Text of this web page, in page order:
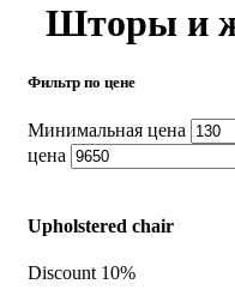
Шторы и
Фильтр по цене
Минимальная цена
цена
Upholstered chair
Discount 10%